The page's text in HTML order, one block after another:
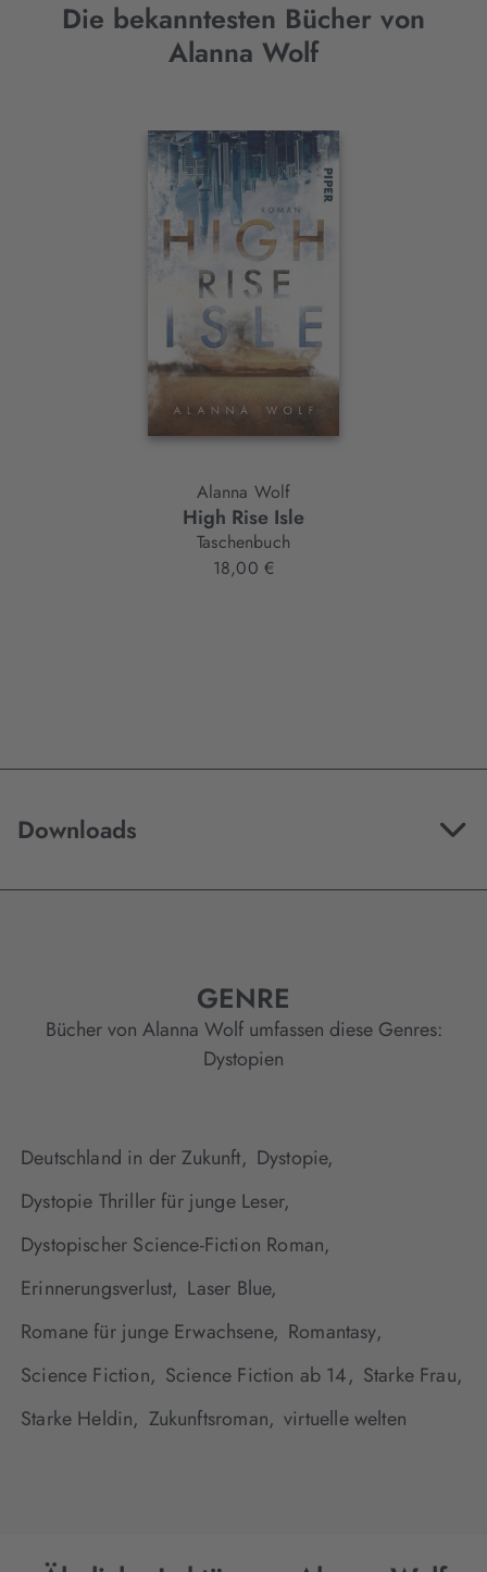
Die bekanntesten Bücher von
Alanna Wolf
Interaktives
Alanna Wolf
High Rise Isle
Taschenbuch
18,00 €
Downloads
GENRE
Bücher von Alanna Wolf umfassen diese Genres:
Dystopien
Deutschland in der Zukunft, Dystopie,
Dystopie Thriller für junge Leser,
Dystopischer Science-Fiction Roman,
Erinnerungsverlust, Laser Blue,
Romane für junge Erwachsene, Romantasy,
Science Fiction, Science Fiction ab 14, Starke Frau,
Starke Heldin, Zukunftsroman, virtuelle welten